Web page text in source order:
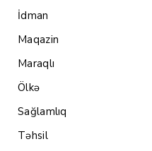
İdman
Maqazin
Maraqlı
Ölkə
Sağlamlıq
Təhsil